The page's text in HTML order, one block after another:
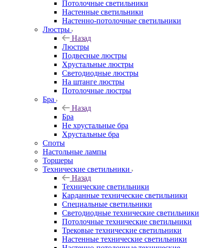
Потолочные светильники
Настенные светильники
Настенно-потолочные светильники
Люстры
Назад
Люстры
Подвесные люстры
Хрустальные люстры
Светодиодные люстры
На штанге люстры
Потолочные люстры
Бра
Назад
Бра
Не хрустальные бра
Хрустальные бра
Споты
Настольные лампы
Торшеры
Технические светильники
Назад
Технические светильники
Карданные технические светильники
Специальные светильники
Светодиодные технические светильники
Потолочные технические светильники
Трековые технические светильники
Настенные технические светильники